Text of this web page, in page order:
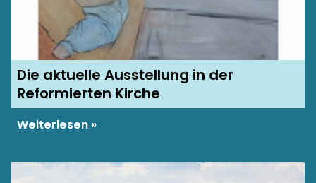
Die aktuelle Ausstellung in der
Reformierten Kirche
Weiterlesen